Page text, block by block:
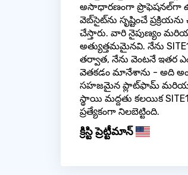
అసాధారణంగా ప్రొఫెషనల్‌గా
వెబ్‌సైట్‌ను సృష్టించే
చేస్తారు. వారి నైపుణ్యం
అత్యుత్తమమైనవి. నేను
తర్వాత, నేను వెంటనే ఇతర
వెతకడం మానేశాను - అది
సహజమైన ప్లాట్‌ఫామ్ మరియు
స్థాయి మద్దతు కలయిక
ప్రత్యేకంగా నిలబెట్టింది.
క్రిస్టి ప్రెట్టీమాన్